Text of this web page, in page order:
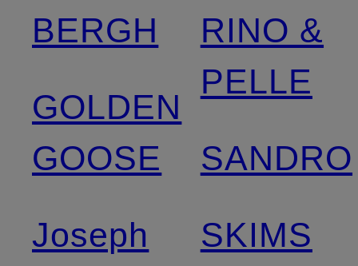
BERGH
GOLDEN
GOOSE
Joseph
RINO &
PELLE
SANDRO
SKIMS